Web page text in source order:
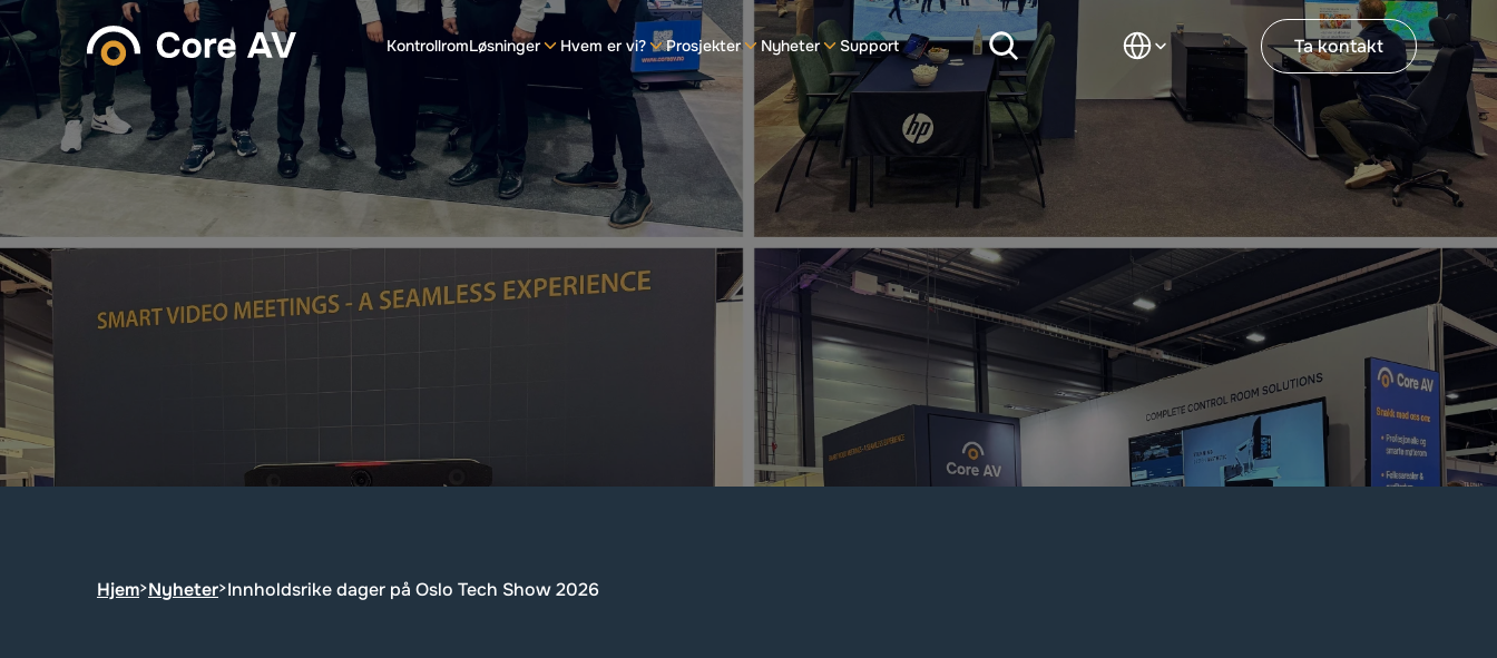
KontrollromLøsninger Hvem er vi? Prosjekter Nyheter Support
Select Language
Ta kontakt
Hjem>Nyheter>Innholdsrike dager på Oslo Tech Show 2026